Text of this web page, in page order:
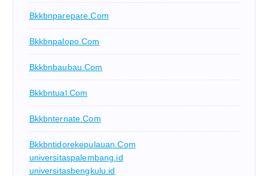
Bkkbnparepare.com
Bkkbnpalopo.com
Bkkbnbaubau.com
Bkkbntual.com
Bkkbnternate.com
Bkkbntidorekepulauan.com
universitaspalembang.id
universitasbengkulu.id